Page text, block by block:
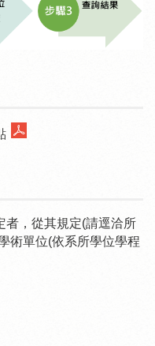
者，從其規定(請逕洽所
術單位(依系所學位學程